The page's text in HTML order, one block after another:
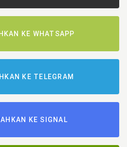
KE WHATSAPP
KE TELEGRAM
KE SIGNAL